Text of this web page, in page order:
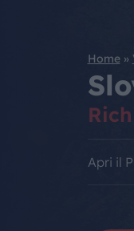
Home »
Apri il